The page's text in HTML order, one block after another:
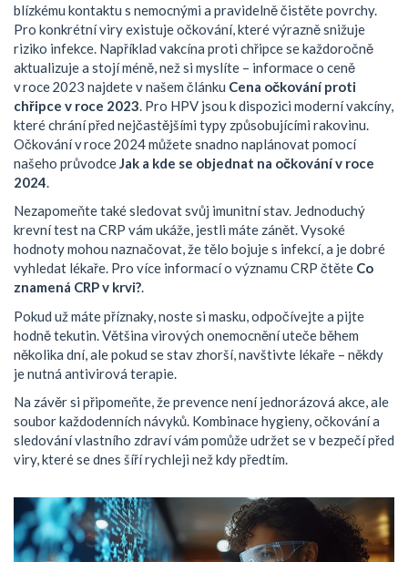
blízkému kontaktu s nemocnými a pravidelně čistěte povrchy.
Pro konkrétní viry existuje očkování, které výrazně snižuje
riziko infekce. Například vakcína proti chřipce se každoročně
aktualizuje a stojí méně, než si myslíte – informace o ceně
v roce 2023 najdete v našem článku Cena očkování proti
chřipce v roce 2023 . Pro HPV jsou k dispozici moderní vakcíny,
které chrání před nejčastějšími typy způsobujícími rakovinu.
Očkování v roce 2024 můžete snadno naplánovat pomocí
našeho průvodce Jak a kde se objednat na očkování v roce
2024
Nezapomeňte také sledovat svůj imunitní stav. Jednoduchý
krevní test na CRP vám ukáže, jestli máte zánět. Vysoké
hodnoty mohou naznačovat, že tělo bojuje s infekcí, a je dobré
vyhledat lékaře. Pro více informací o významu CRP čtěte Co
znamená CRP v krvi?.
Pokud už máte příznaky, noste si masku, odpočívejte a pijte
hodně tekutin. Většina virových onemocnění uteče během
několika dní, ale pokud se stav zhorší, navštivte lékaře – někdy
je nutná antivirová terapie.
Na závěr si připomeňte, že prevence není jednorázová akce, ale
soubor každodenních návyků. Kombinace hygieny, očkování a
sledování vlastního zdraví vám pomůže udržet se v bezpečí před
viry, které se dnes šíří rychleji než kdy předtím.